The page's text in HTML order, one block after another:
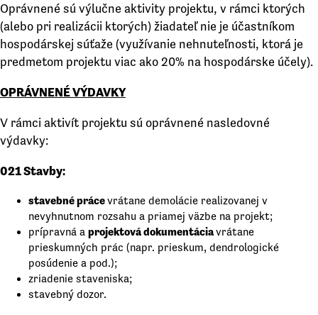
Oprávnené sú výlučne aktivity projektu, v rámci ktorých
(alebo pri realizácii ktorých) žiadateľ nie je účastníkom
hospodárskej súťaže (využívanie nehnuteľnosti, ktorá je
predmetom projektu viac ako 20% na hospodárske účely).
OPRÁVNENÉ VÝDAVKY
V rámci aktivít projektu sú oprávnené nasledovné
výdavky:
021 Stavby:
stavebné prácevrátane demolácie realizovanej v
nevyhnutnom rozsahu a priamej väzbe na projekt;
prípravná a projektová dokumentáciavrátane
prieskumných prác (napr. prieskum, dendrologické
posúdenie a pod.);
zriadenie staveniska;
stavebný dozor.